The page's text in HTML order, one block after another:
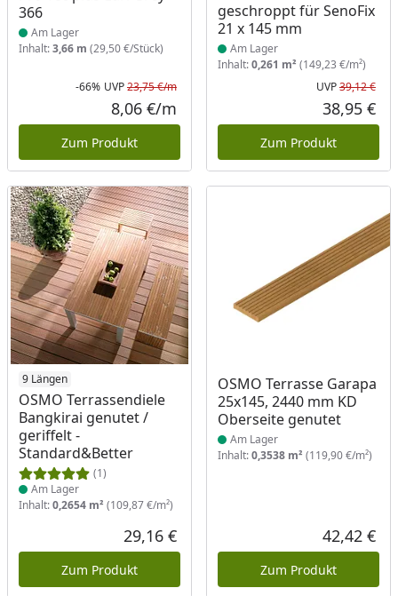
366
Am Lager
Inhalt:3,66 m (29,50 €/Stück)
-66% UVP23,75 €/m
Aktueller Preis
8,06 €/m
Zum Produkt
geschroppt für SenoFix
21 x 145 mm
Am Lager
Inhalt:0,261 m² (149,23 €/m²)
UVP39,12 €
38,95 €
Zum Produkt
9 Längen
OSMO Terrassendiele
Bangkirai genutet /
geriffelt -
Standard&Better
(1)
Produkt am Lager
Am Lager
Inhalt:0,2654 m² (109,87 €/m²)
Aktueller Preis
29,16 €
Zum Produkt
OSMO Terrasse Garapa
25x145, 2440 mm KD
Oberseite genutet
Produkt am Lager
Am Lager
Inhalt:0,3538 m² (119,90 €/m²)
42,42 €
Zum Produkt